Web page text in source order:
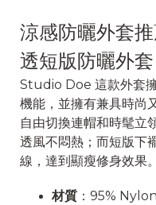
涼感防曬外套
透短版防曬外套
Studio Doe 這款外套
機能，並擁有兼具時尚
自由切換連帽和時髦立
透風不悶熱；而短版下
線，達到顯瘦修身效果。
材質 ：95%